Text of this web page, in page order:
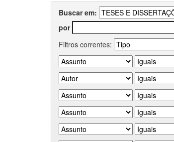
Buscar em:
por
Filtros correntes: